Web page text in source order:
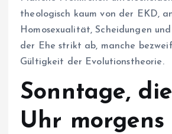
theologisch kaum von der EKD,
Homosexualität, Scheidungen
der Ehe strikt ab, manche
Gültigkeit der Evolutionstheorie.
Sonntage,
Uhr morgens